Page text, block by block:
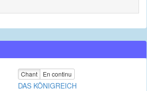
Chant En continu
DAS KÖNIGREICH